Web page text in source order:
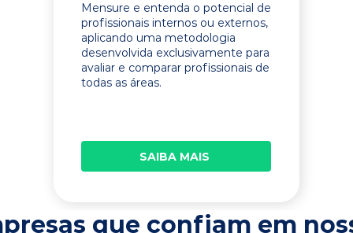
Mensure e entenda o potencial de
profissionais internos ou externos,
aplicando uma metodologia
desenvolvida exclusivamente para
avaliar e comparar profissionais de
todas as áreas.
SAIBA MAIS
que confiam em